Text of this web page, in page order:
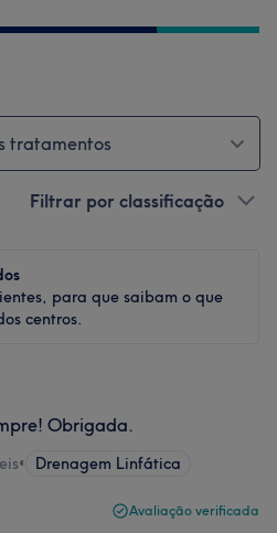
tratamentos
Filtrar por classificação
para que saibam o que
centros.
Obrigada.
• Drenagem Linfática
Avaliação verificada